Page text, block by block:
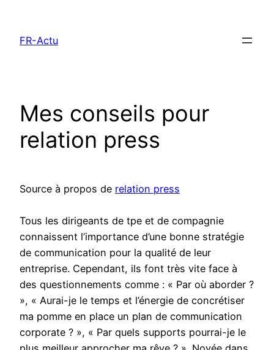
contenu
FR-Actu
Mes conseils pour
relation press
Source à propos de relation press
Tous les dirigeants de tpe et de compagnie
connaissent l’importance d’une bonne stratégie
de communication pour la qualité de leur
entreprise. Cependant, ils font très vite face à
des questionnements comme : « Par où aborder ?
», « Aurai-je le temps et l’énergie de concrétiser
ma pomme en place un plan de communication
corporate ? », « Par quels supports pourrai-je le